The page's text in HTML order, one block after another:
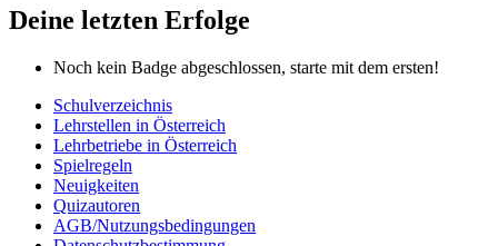
Deine letzten Erfolge
Noch kein Badge abgeschlossen, starte mit dem ersten!
Schulverzeichnis
Lehrstellen in Österreich
Lehrbetriebe in Österreich
Spielregeln
Neuigkeiten
Quizautoren
AGB/Nutzungsbedingungen